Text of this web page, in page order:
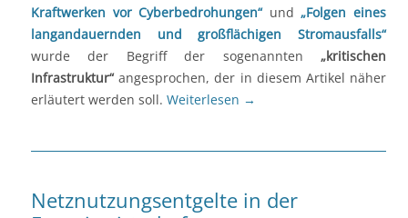
Kraftwerken vor Cyberbedrohungen“und„Folgen eines
langandauernden und großflächigen Stromausfalls“
wurde der Begriff der sogenannten „kritischen
Infrastruktur“angesprochen, der in diesem Artikel näher
erläutert werden soll. Weiterlesen →
Netznutzungsentgelte in der